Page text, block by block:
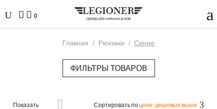
0
Главная / Рюкзаки / Синие
ФИЛЬТРЫ ТОВАРОВ
Показать Сортировать поцене: дешевые выше